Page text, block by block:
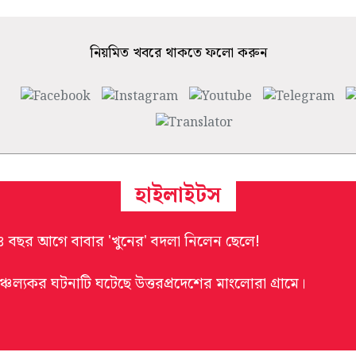
নিয়মিত খবরে থাকতে ফলো করুন
হাইলাইটস
বছর আগে বাবার 'খুনের' বদলা নিলেন ছেলে!
ঘটনাটি ঘটেছে উত্তরপ্রদেশের মাংলোরা গ্রামে।